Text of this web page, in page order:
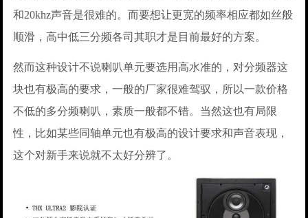
和20khz声音是很难的。而要想让更宽的频率相应都如丝般
顺滑，高中低三分频各司其职才是目前最好的方案。
然而这种设计不说喇叭单元要选用高水准的，对分频器这
块也有极高的要求，一般的厂家很难驾驭，所以一款价格
不低的多分频喇叭，素质一般都不错。当然这也有局限
性，比如某些同轴单元也有极高的设计要求和声音表现，
这个对新手来说就不太好分辨了。